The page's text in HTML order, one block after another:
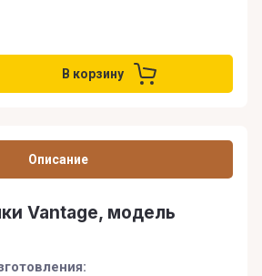
В корзину
Описание
Vantage, модель